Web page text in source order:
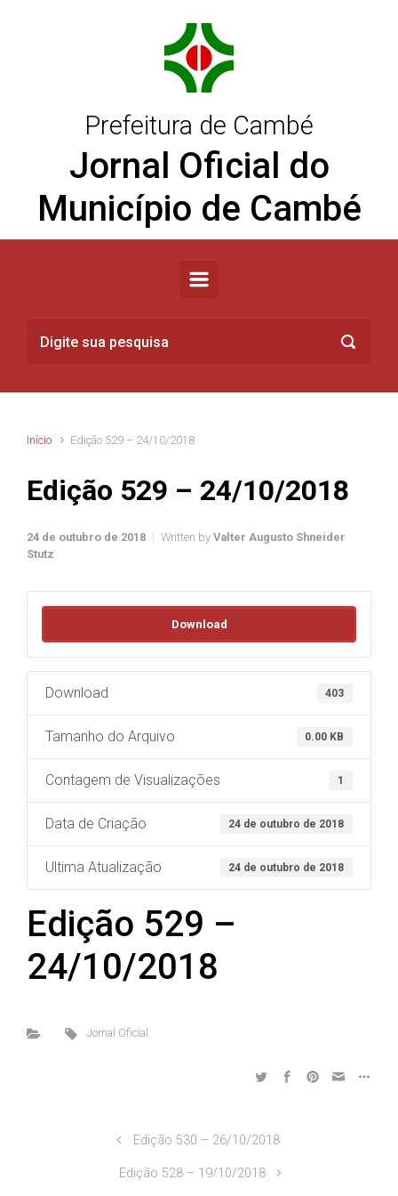
Prefeitura de Cambé
Jornal Oficial do
Município de Cambé
Início Edição 529 – 24/10/2018
Edição 529 – 24/10/2018
24 de outubro de 2018 Written by Valter Augusto Shneider
Stutz
Download
Download 403
Tamanho do Arquivo 0.00 KB
Contagem de Visualizações 1
Data de Criação 24 de outubro de 2018
Ultima Atualização 24 de outubro de 2018
Edição 529 –
24/10/2018
Jornal Oficial
Edição 530 – 26/10/2018
Edição 528 – 19/10/2018